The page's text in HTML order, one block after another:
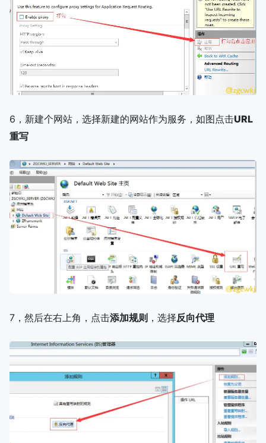
6，新建个网站，选择新建的网站作为服务，如图点击URL
重写
7，然后在右上角，点击添加规则 ，选择反向代理